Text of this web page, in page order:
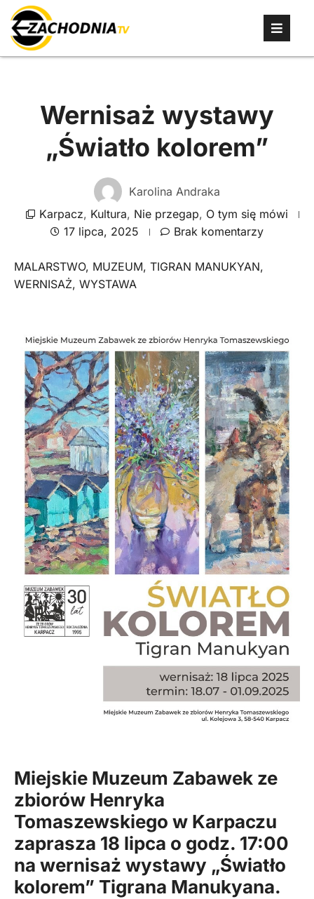
Wernisaż wystawy
„Światło kolorem”
Karolina Andraka
Karpacz, Kultura, Nie przegap, O tym się mówi
17 lipca, 2025
Brak komentarzy
MALARSTWO, MUZEUM, TIGRAN MANUKYAN,
WERNISAŻ, WYSTAWA
Miejskie Muzeum Zabawek ze
zbiorów Henryka
Tomaszewskiego w Karpaczu
zaprasza 18 lipca o godz. 17:00
na wernisaż wystawy „Światło
kolorem” Tigrana Manukyana.